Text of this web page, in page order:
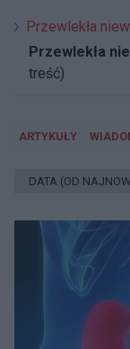
Przewlekła
Przewlekła
treść)
ARTYKUŁY